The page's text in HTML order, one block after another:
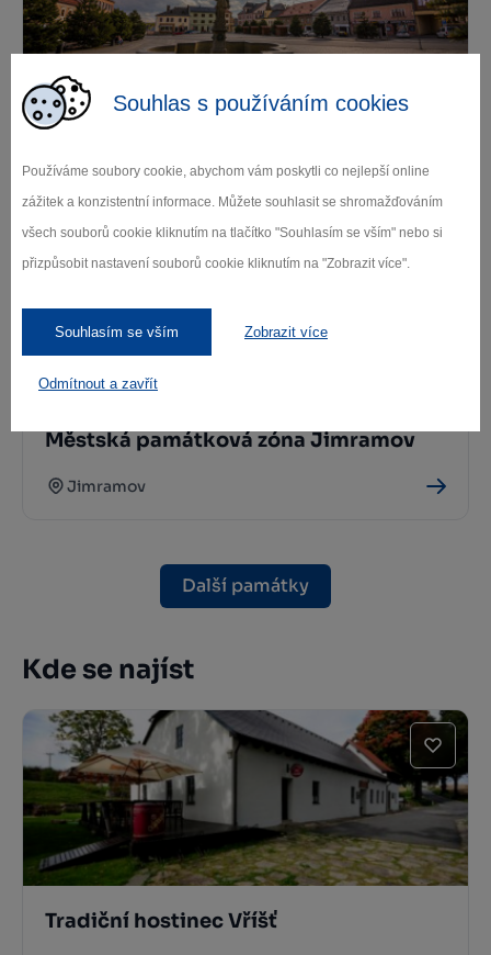
Souhlas s používáním cookies
Používáme soubory cookie, abychom vám poskytli co nejlepší online
zážitek a konzistentní informace. Můžete souhlasit se shromažďováním
všech souborů cookie kliknutím na tlačítko "Souhlasím se vším" nebo si
přizpůsobit nastavení souborů cookie kliknutím na "Zobrazit více".
Souhlasím se vším Zobrazit více
Odmítnout a zavřít
Městská památková zóna Nové Město
Nové Město na Moravě
Městská památková zóna Jimramov
Jimramov
Další památky
Kde se najíst
Tradiční hostinec Vříšť